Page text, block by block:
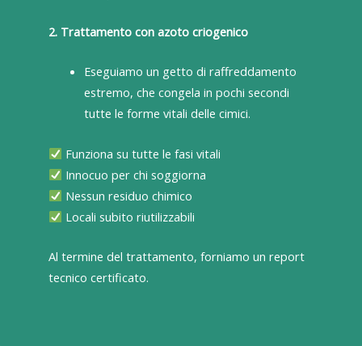
2. Trattamento con azoto criogenico
Eseguiamo un getto di raffreddamento
estremo, che congela in pochi secondi
tutte le forme vitali delle cimici.
Funziona su tutte le fasi vitali
Innocuo per chi soggiorna
Nessun residuo chimico
Locali subito riutilizzabili
Al termine del trattamento, forniamo un report
tecnico certificato.